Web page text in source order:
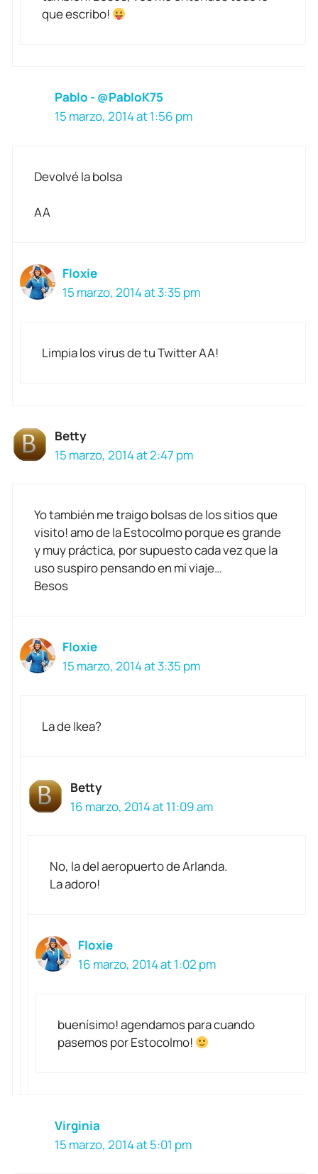
que escribo!
Pablo - @PabloK75
15 marzo, 2014 at 1:56 pm
Devolvé la bolsa
AA
Floxie
15 marzo, 2014 at 3:35 pm
Limpia los virus de tu Twitter AA!
Betty
15 marzo, 2014 at 2:47 pm
Yo también me traigo bolsas de los sitios que
visito! amo de la Estocolmo porque es grande
y muy práctica, por supuesto cada vez que la
uso suspiro pensando en mi viaje…
Besos
Floxie
15 marzo, 2014 at 3:35 pm
La de Ikea?
Betty
16 marzo, 2014 at 11:09 am
No, la del aeropuerto de Arlanda.
La adoro!
Floxie
16 marzo, 2014 at 1:02 pm
buenísimo! agendamos para cuando
pasemos por Estocolmo!
Virginia
15 marzo, 2014 at 5:01 pm